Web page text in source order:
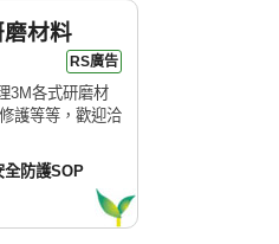
材料
RS廣告
3M各式研磨材
護等等，歡迎洽
全防護SOP